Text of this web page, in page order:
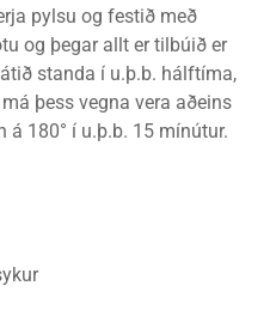
pylsu og festið með
og þegar allt er tilbúið er
standa í u.þ.b. hálftíma,
þess vegna vera aðeins
á 180° í u.þ.b. 15 mínútur.